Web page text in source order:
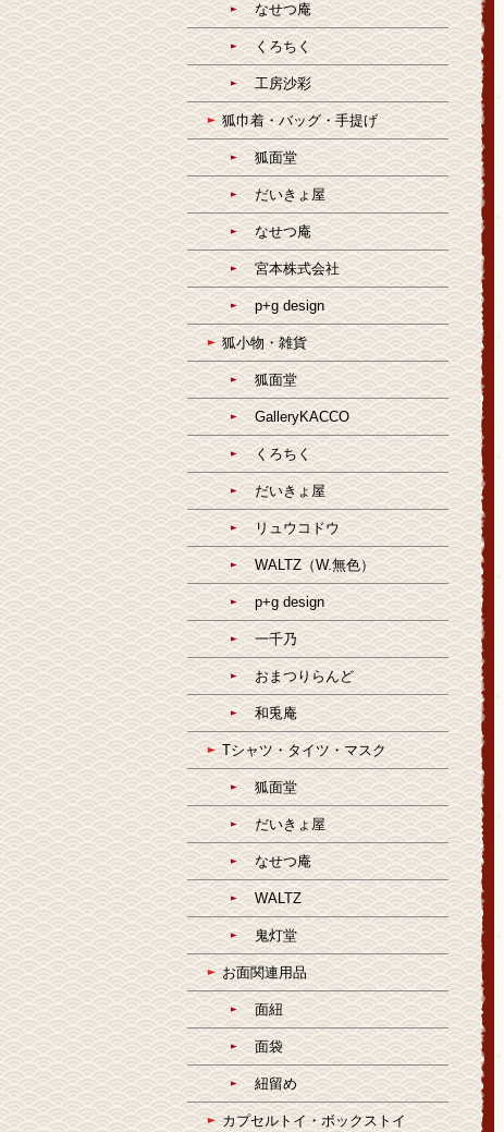
なせつ庵
くろちく
工房沙彩
狐巾着・バッグ・手提げ
狐面堂
だいきょ屋
なせつ庵
宮本株式会社
p+g design
狐小物・雑貨
狐面堂
GalleryKACCO
くろちく
だいきょ屋
リュウコドウ
WALTZ（W.無色）
p+g design
一千乃
おまつりらんど
和兎庵
Tシャツ・タイツ・マスク
狐面堂
だいきょ屋
なせつ庵
WALTZ
鬼灯堂
お面関連用品
面紐
面袋
紐留め
カプセルトイ・ボックストイ